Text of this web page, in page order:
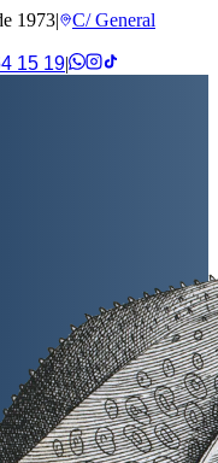
1973|
C/ General
15 19|